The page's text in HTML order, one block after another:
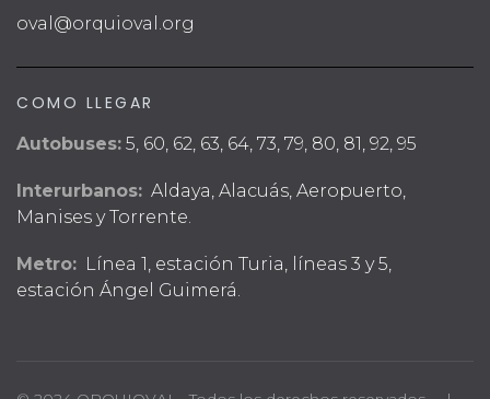
oval@orquioval.org
COMO LLEGAR
Autobuses: 5, 60, 62, 63, 64, 73, 79, 80, 81, 92, 95
Interurbanos: Aldaya, Alacuás, Aeropuerto,
Manises y Torrente.
Metro: Línea 1, estación Turia, líneas 3 y 5,
estación Ángel Guimerá.